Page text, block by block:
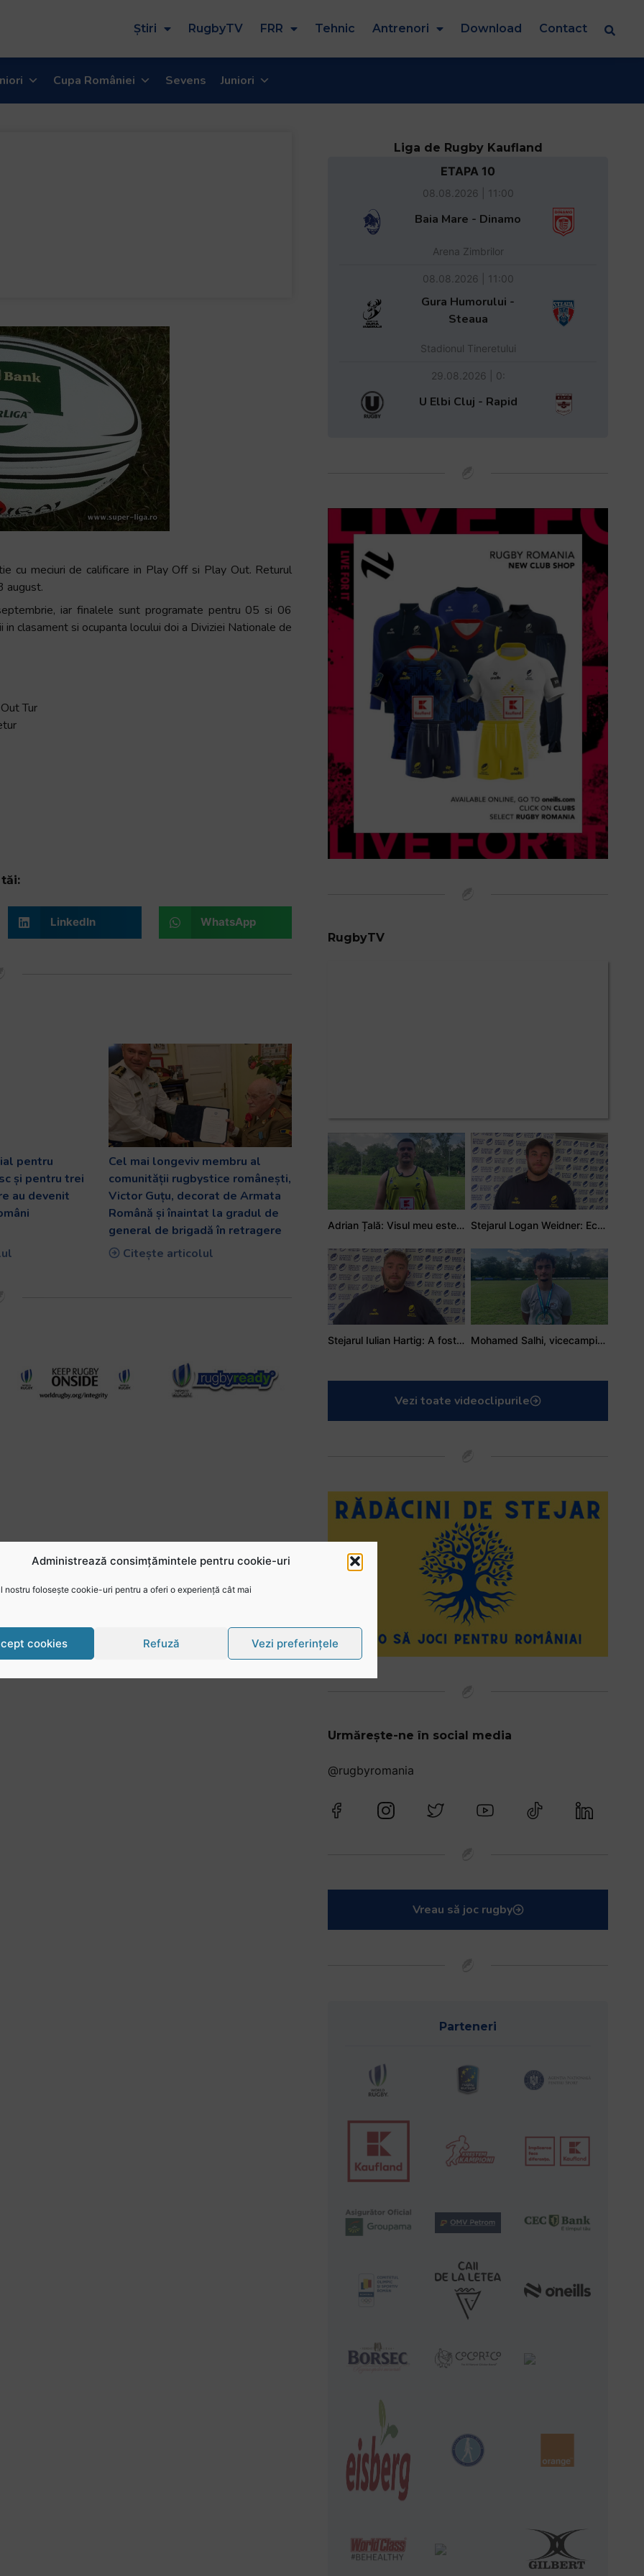
Administrează consimțămintele pentru cookie-uri
nostru folosește cookie-uri pentru a oferi o experiență cât mai
cookies Refuză Vezi preferințele
Știri RugbyTV FRR Tehnic Antrenori Download Contact
Cupa României Sevens Juniori
cu meciuri de calificare in Play Off si Play Out. Returul
august.
iar finalele sunt programate pentru 05 si 06
clasament si ocupanta locului doi a Diviziei Nationale de
Tur
LinkedIn WhatsApp
pentru
și pentru trei
au devenit
Cel mai longeviv membru al
comunității rugbystice românești,
Victor Guțu, decorat de Armata
Română și înaintat la gradul de
general de brigadă în retragere
Citește articolul
Liga de Rugby Kaufland
ETAPA 10
08.08.2026 | 11:00
Baia Mare - Dinamo
Arena Zimbrilor
08.08.2026 | 11:00
Gura Humorului -
Steaua
Stadionul Tineretului
29.08.2026 | 0:
U Elbi Cluj - Rapid
RugbyTV
Adrian Țală: Visul meu este să debutez pentru România Stejarul Logan Weidner: Echipa a muncit mult, iar asta se va vedea în meciurile de la Nations Cup
Stejarul Iulian Hartig: A fost un turneu care a unit mai mult echipa Mohamed Salhi, vicecampion național juniori I: Rugby-ul te învață să accepți și înfrângerile
Vezi toate videoclipurile
Urmărește-ne în social media
@rugbyromania
Vreau să joc rugby
Parteneri